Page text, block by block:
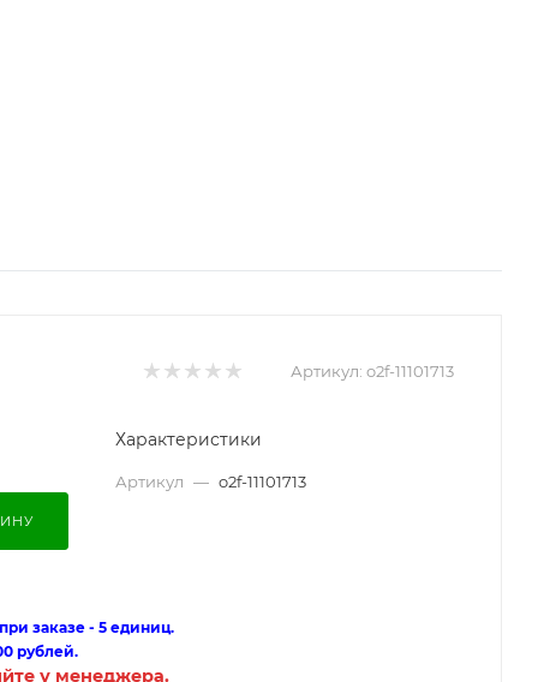
Артикул: o2f-11101713
Характеристики
Артикул — o2f-11101713
заказе - 5 единиц.
рублей.
у менеджера.